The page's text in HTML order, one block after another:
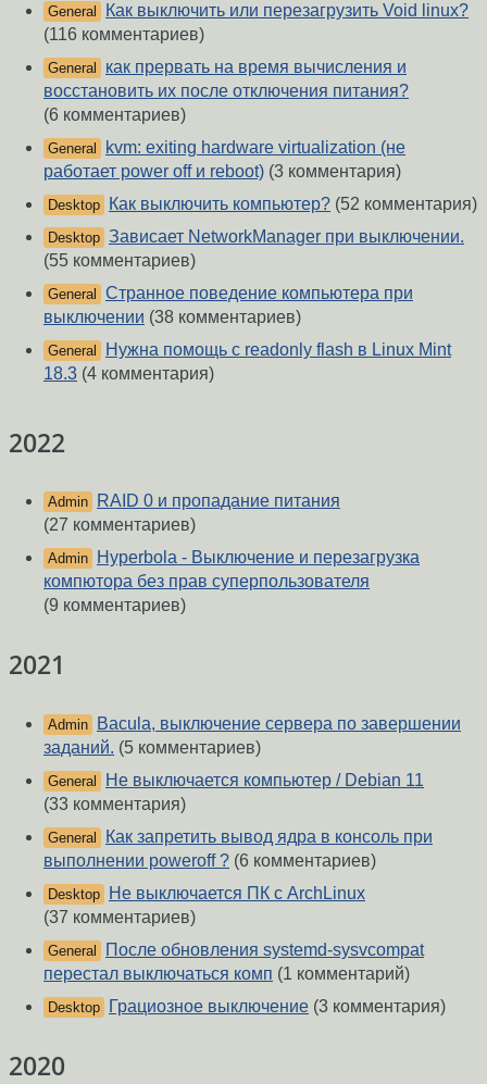
General
Как выключить или перезагрузить Void linux?
(116 комментариев)
General
как прервать на время вычисления и
восстановить их после отключения питания?
(6 комментариев)
General
kvm: exiting hardware virtualization (не
работает power off и reboot) (3 комментария)
Desktop Как выключить компьютер? (52 комментария)
Desktop Зависает NetworkManager при выключении.
(55 комментариев)
General
Странное поведение компьютера при
выключении (38 комментариев)
General
Нужна помощь с readonly flash в Linux Mint
18.3 (4 комментария)
2022
Admin
RAID 0 и пропадание питания
(27 комментариев)
Admin
Hyperbola - Выключение и перезагрузка
компютора без прав суперпользователя
(9 комментариев)
2021
Admin
Bacula, выключение сервера по завершении
заданий. (5 комментариев)
General
Не выключается компьютер / Debian 11
(33 комментария)
General
Как запретить вывод ядра в консоль при
выполнении poweroff ? (6 комментариев)
Desktop
Не выключается ПК с ArchLinux
(37 комментариев)
General
После обновления systemd-sysvcompat
перестал выключаться комп (1 комментарий)
Desktop Грациозное выключение (3 комментария)
2020